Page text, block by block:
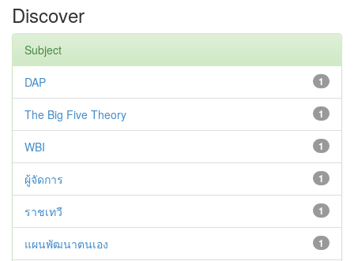
Discover
Subject
1
DAP
1
The Big Five Theory
1
WBI
1
ผู้จัดการ
1
ราชเทวี
1
แผนพัฒนาตนเอง